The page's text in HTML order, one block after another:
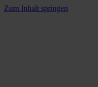
Zum Inhalt springen